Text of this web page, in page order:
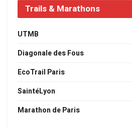
Trails & Marathons
UTMB
Diagonale des Fous
EcoTrail Paris
SaintéLyon
Marathon de Paris